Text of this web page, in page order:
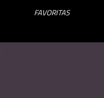
FAVORITAS